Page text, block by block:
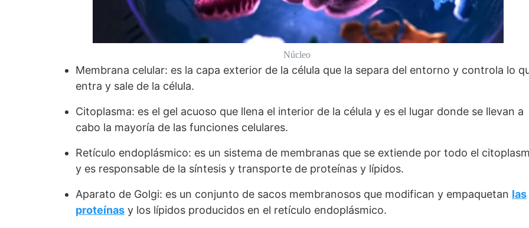
Núcleo
Membrana celular: es la capa exterior de la célula que la separa del entorno y controla lo
entra y sale de la célula.
Citoplasma: es el gel acuoso que llena el interior de la célula y es el lugar donde se llevan a
cabo la mayoría de las funciones celulares.
Retículo endoplásmico: es un sistema de membranas que se extiende por todo el
y es responsable de la síntesis y transporte de proteínas y lípidos.
Aparato de Golgi: es un conjunto de sacos membranosos que modifican y empaquetan las
proteínas y los lípidos producidos en el retículo endoplásmico.